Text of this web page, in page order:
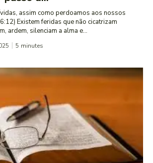
assim como perdoamos aos nossos
cicatrizam
ardem, silenciam a alma e...
5 minutes